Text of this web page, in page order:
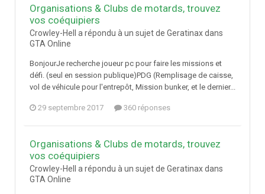
Organisations & Clubs de motards, trouvez
vos coéquipiers
Crowley-Hell a répondu à un sujet de Geratinax dans
GTA Online
BonjourJe recherche joueur pc pour faire les missions et
défi. (seul en session publique)PDG (Remplisage de caisse,
vol de véhicule pour l'entrepôt, Mission bunker, et le dernier...
29 septembre 2017 360 réponses
Organisations & Clubs de motards, trouvez
vos coéquipiers
Crowley-Hell a répondu à un sujet de Geratinax dans
GTA Online